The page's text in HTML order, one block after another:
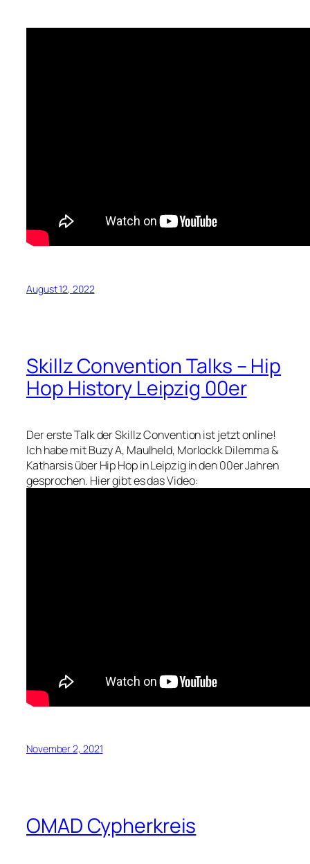
August 12, 2022
Skillz Convention Talks – Hip
Hop History Leipzig 00er
Der erste Talk der Skillz Convention ist jetzt online!
Ich habe mit Buzy A, Maulheld, Morlockk Dilemma &
Katharsis über Hip Hop in Leipzig in den 00er Jahren
gesprochen. Hier gibt es das Video:
November 2, 2021
OMAD Cypherkreis